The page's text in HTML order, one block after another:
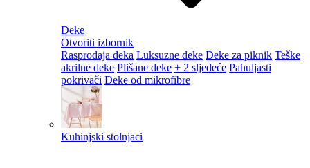
Deke
Otvoriti izbornik
Rasprodaja deka Luksuzne deke Deke za piknik Teške
akrilne deke Plišane deke + 2 sljedeće Pahuljasti
pokrivači Deke od mikrofibre
Kuhinjski stolnjaci